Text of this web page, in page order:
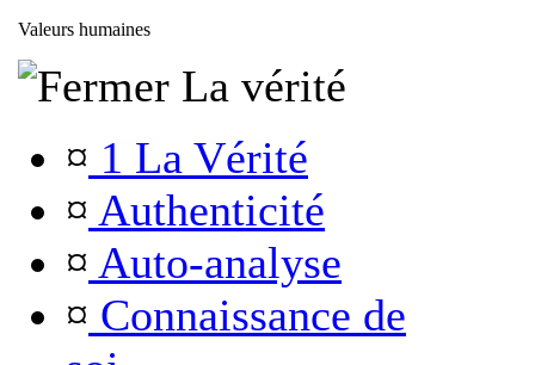
Valeurs humaines
La vérité
¤ 1 La Vérité
¤ Authenticité
¤ Auto-analyse
¤ Connaissance de